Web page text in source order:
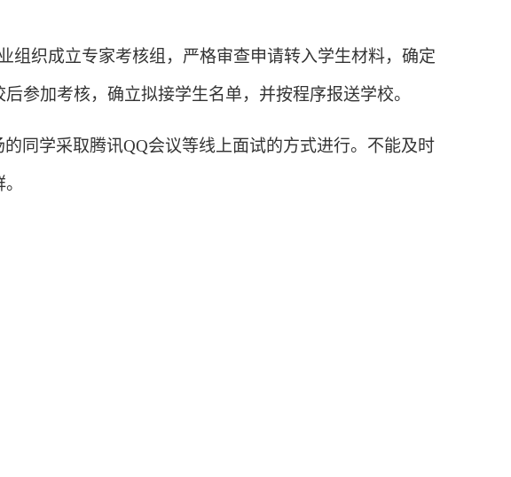
组织成立专家考核组，严格审查申请转入学生材料，确定
参加考核，确立拟接学生名单，并按程序报送学校。
同学采取腾讯QQ会议等线上面试的方式进行。不能及时